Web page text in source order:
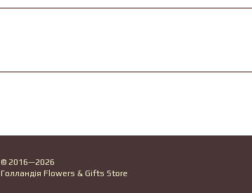
© 2016—2026
Голландія Flowers & Gifts Store